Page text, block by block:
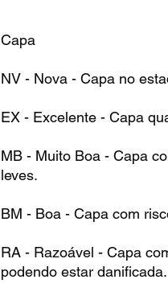
Capa
NV - Nova - Capa no
EX - Excelente - Capa
MB - Muito Boa - Capa
leves.
BM - Boa - Capa com
RA - Razoável - Capa
podendo estar danificada.